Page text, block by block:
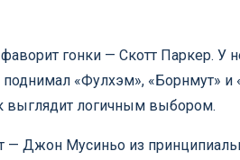
гонки — Скотт Паркер. У
«Фулхэм», «Борнмут»
выглядит логичным выбором.
Джон Мусиньо из